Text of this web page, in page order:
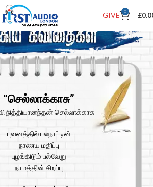
GIVE 0 £
“செல்லாக்காசு”
நித்தியானந்தன் செல்லாக்காசு
புவனத்தில் பலநாட்டின்
நாணய மதிப்பு
புழங்கிடும் பல்வேறு
நாமத்தின் சிறப்பு